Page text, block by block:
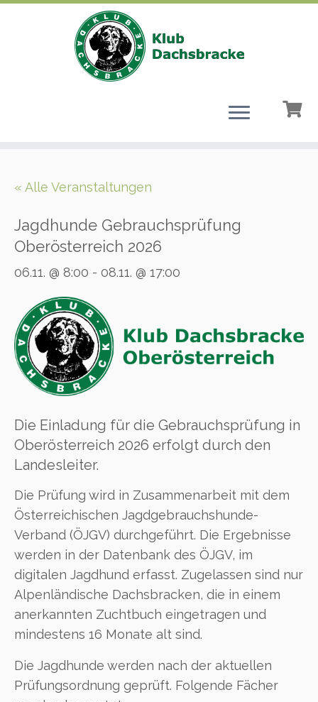
« Alle Veranstaltungen
Jagdhunde Gebrauchsprüfung
Oberösterreich 2026
06.11. @ 8:00 - 08.11. @ 17:00
Die Einladung für die Gebrauchsprüfung in
Oberösterreich 2026 erfolgt durch den
Landesleiter.
Die Prüfung wird in Zusammenarbeit mit dem
Österreichischen Jagdgebrauchshunde-
Verband (ÖJGV) durchgeführt. Die Ergebnisse
werden in der Datenbank des ÖJGV, im
digitalen Jagdhund erfasst. Zugelassen sind nur
Alpenländische Dachsbracken, die in einem
anerkannten Zuchtbuch eingetragen und
mindestens 16 Monate alt sind.
Die Jagdhunde werden nach der aktuellen
Prüfungsordnung geprüft. Folgende Fächer